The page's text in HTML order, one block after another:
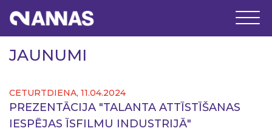
JAUNUMI
CETURTDIENA, 11.04.2024
PREZENTĀCIJA "TALANTA ATTĪSTĪŠANAS
IESPĒJAS ĪSFILMU INDUSTRIJĀ"